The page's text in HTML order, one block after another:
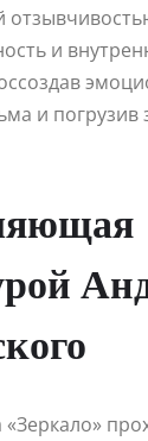
и
и погрузив